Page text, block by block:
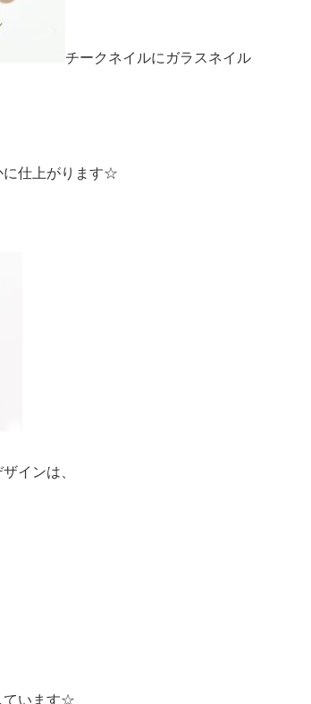
チークネイルにガラスネイル
に仕上がります☆
インは、
ています☆